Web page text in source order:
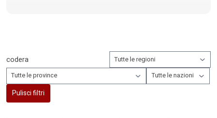
Pulisci filtri